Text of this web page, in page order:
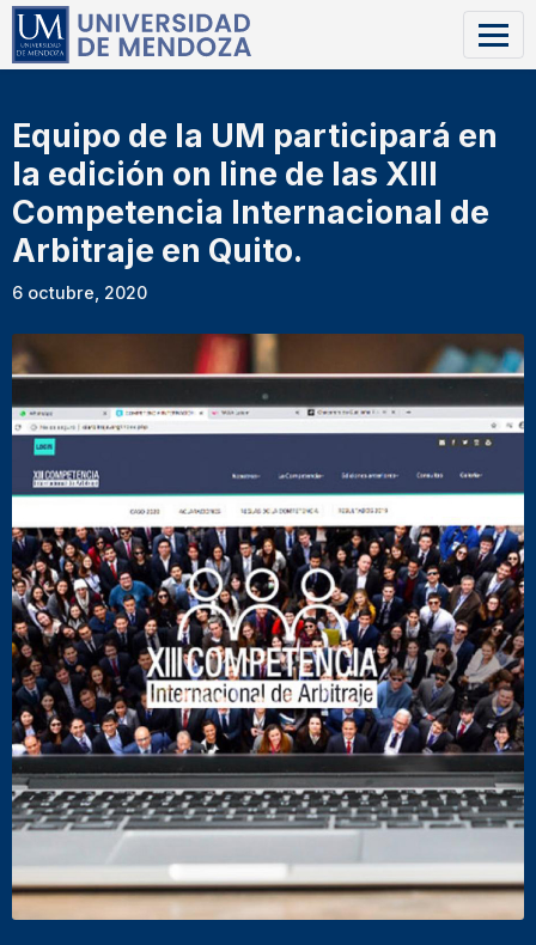
Equipo de la UM participará en
la edición on line de las XIII
Competencia Internacional de
Arbitraje en Quito.
6 octubre, 2020